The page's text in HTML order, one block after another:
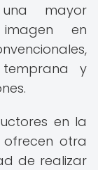
una mayor
en
y
en la
otra
de realizar